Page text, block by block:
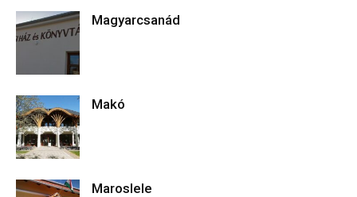
Magyarcsanád
Makó
Maroslele